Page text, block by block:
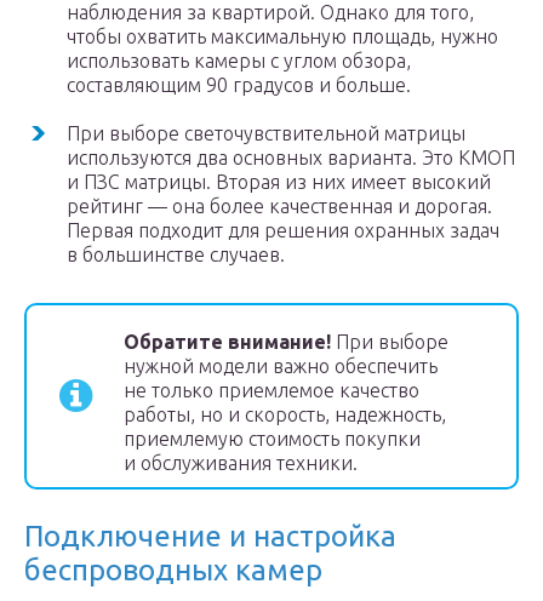
наблюдения за квартирой. Однако для того,
чтобы охватить максимальную площадь, нужно
использовать камеры с углом обзора,
составляющим 90 градусов и больше.
При выборе светочувствительной матрицы
используются два основных варианта. Это КМОП
и ПЗС матрицы. Вторая из них имеет высокий
рейтинг — она более качественная и дорогая.
Первая подходит для решения охранных задач
в большинстве случаев.
Обратите внимание! При выборе
нужной модели важно обеспечить
не только приемлемое качество
работы, но и скорость, надежность,
приемлемую стоимость покупки
и обслуживания техники.
Подключение и настройка
беспроводных камер